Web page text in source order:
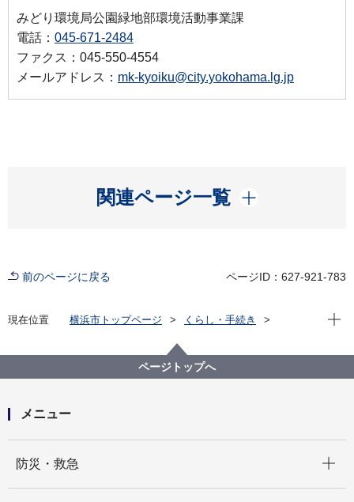
みどり環境局公園緑地部環境活動事業課
電話： 045-671-2484
ファクス：045-550-4554
メールアドレス： mk-kyoiku@city.yokohama.lg.jp
関連ページ一覧
開く
前のページに戻る ページID：627-921-783
現在位置 横浜市トップページ
くらし・手続き
第28回横浜環境活動賞
現在
ページトップへ
メニュー
防災・救急